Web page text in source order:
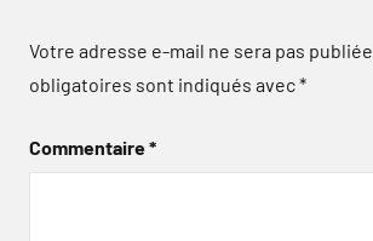
Votre adresse e-mail ne sera pas publiée.
obligatoires sont indiqués avec*
Commentaire*